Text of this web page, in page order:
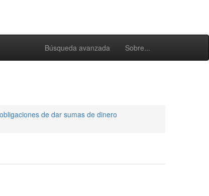
Búsqueda avanzada Sobre...
obligaciones de dar sumas de dinero